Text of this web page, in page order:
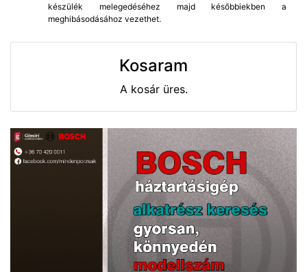
készülék melegedéséhez majd későbbiekben a
meghibásodásához vezethet.
Kosaram
A kosár üres.